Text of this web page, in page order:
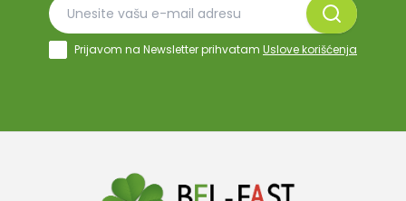
Prijavom na Newsletter prihvatam Uslove korišćenja